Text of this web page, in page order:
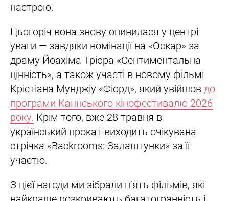
настрою.
Цьогоріч вона знову опинилася у центрі
уваги — завдяки номінації на «Оскар» за
драму Йоахіма Трієра «Сентиментальна
цінність», а також участі в новому фільмі
Крістіана Мунджіу «Фіорд», який увійшов до
програми Каннського кінофестивалю 2026
року. Крім того, вже 28 травня в
український прокат виходить очікувана
стрічка «Backrooms: Залаштунки» за її
участю.
З цієї нагоди ми зібрали п’ять фільмів, які